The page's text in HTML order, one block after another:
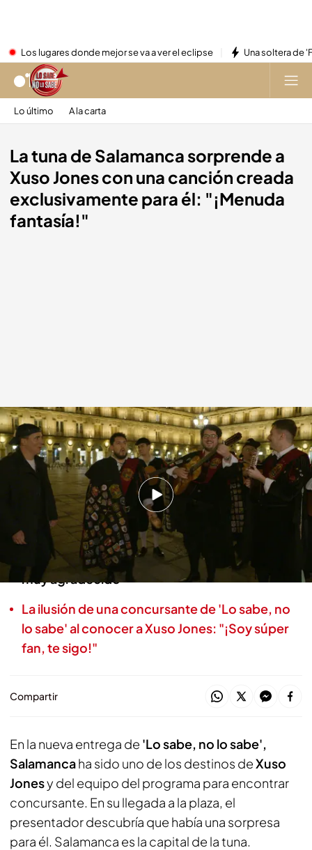
Los lugares donde mejor se va a ver el eclipse Una soltera de
Lo último A la carta
La tuna de Salamanca sorprende a
Xuso Jones con una canción creada
exclusivamente para él: "¡Menuda
fantasía!"
La tuna de Salamanca sorprende a Xuso Jones con una canción para él.
Lo sabe, no lo sabe
01 ABR 2025 - 22:05h.
La tuna universitaria de la ciudad ha decidido
darle una sorpresa al presentador
Xuso ha alucinado con la letra y se ha mostrado
muy agradecido
La ilusión de una concursante de 'Lo sabe, no
lo sabe' al conocer a Xuso Jones: "¡Soy súper
fan, te sigo!"
Compartir
En la nueva entrega de 'Lo sabe, no lo sabe',
Salamancaha sido uno de los destinos deXuso
Jonesy del equipo del programa para encontrar
concursante. En su llegada a la plaza, el
presentador descubría que había una sorpresa
para él. Salamanca es la capital de la tuna.